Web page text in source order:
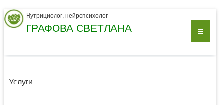
Нутрициолог, нейропсихолог
ГРАФОВА СВЕТЛАНА
Услуги